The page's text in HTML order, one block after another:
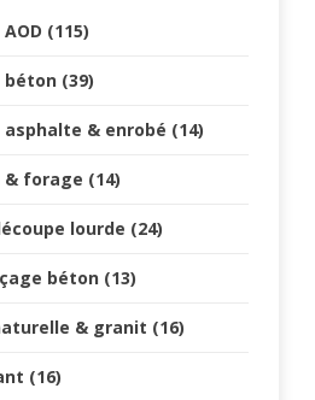
(115)
(39)
& enrobé (14)
forage (14)
lourde (24)
béton (13)
& granit (16)
(16)